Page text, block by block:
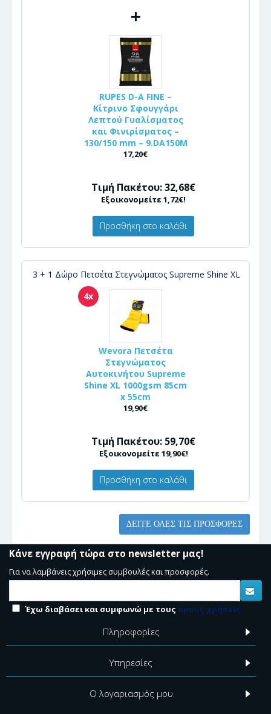
+
RUPES D-A FINE –
Κίτρινο Σφουγγάρι
Λεπτού Γυαλίσματος
και Φινιρίσματος –
130/150 mm – 9.DA150M
17,20€
Τιμή Πακέτου: 32,68€
Εξοικονομείτε 1,72€!
Προσθήκη στο καλάθι
3 + 1 Δώρο Πετσέτα Στεγνώματος Supreme Shine XL
4x
Wevora Πετσέτα
Στεγνώματος
Αυτοκινήτου Supreme
Shine XL 1000gsm 85cm
x 55cm
19,90€
Τιμή Πακέτου: 59,70€
Εξοικονομείτε 19,90€!
Προσθήκη στο καλάθι
ΔΕΊΤΕ ΌΛΕΣ ΤΙΣ ΠΡΟΣΦΟΡΈΣ
Κάνε εγγραφή τώρα στο newsletter μας!
Για να λαμβάνεις χρήσιμες συμβουλές και προσφορές.
Έχω διαβάσει και συμφωνώ με τους όρους χρήσεις
Πληροφορίες
Υπηρεσίες
Ο λογαριασμός μου